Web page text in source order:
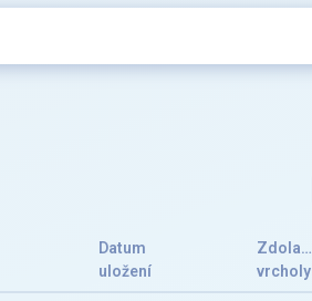
Datum
uložení
Zdolané
vrcholy